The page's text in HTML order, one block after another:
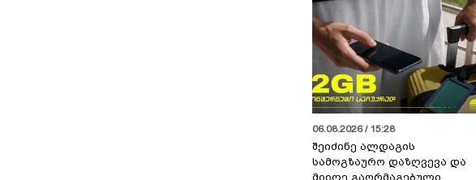
06.08.2026 / 15:28
შეიძინე ალდაგის
სამოგზაურო დაზღვევა და
მიიღე გაორმაგებული